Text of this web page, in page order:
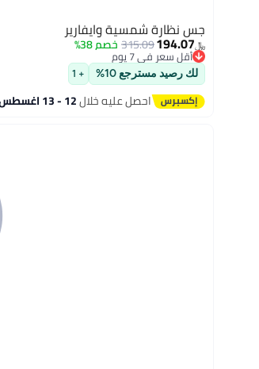
جس نظارة شمسية وايفارير
﷼‏194.07
315.09خصم 38%
أقل سعر في 7 يوم
أقل سعر في 7 يوم
لك رصيد مسترجع 10% + 1
احصل عليه خلال12 - 13 اغسطس